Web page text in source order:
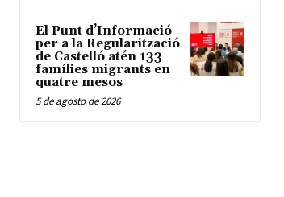
El Punt d’Informació
per a la Regularització
de Castelló atén 133
famílies migrants en
quatre mesos
5 de agosto de 2026